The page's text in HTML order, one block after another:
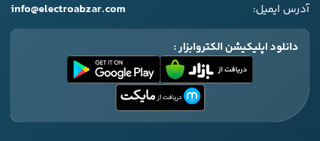
آدرس ایمیل: info@electroabzar.com
دانلود اپلیکیشن الکتروابزار :